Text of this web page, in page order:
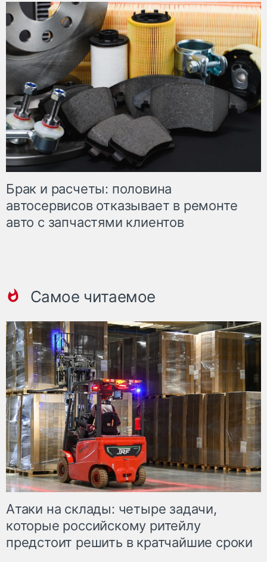
Брак и расчеты: половина
автосервисов отказывает в ремонте
авто с запчастями клиентов
Самое читаемое
Атаки на склады: четыре задачи,
которые российскому ритейлу
предстоит решить в кратчайшие сроки